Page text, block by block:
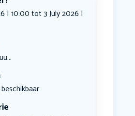
| 10:00 tot 3 July 2026 |